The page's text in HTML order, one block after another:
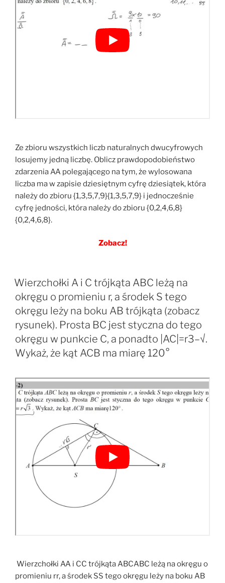
Ze zbioru wszystkich liczb naturalnych dwucyfrowych
losujemy jedną liczbę. Oblicz prawdopodobieństwo
zdarzenia AA polegającego na tym, że wylosowana
liczba ma w zapisie dziesiętnym cyfrę dziesiątek, która
należy do zbioru {1,3,5,7,9}{1,3,5,7,9} i jednocześnie
cyfrę jedności, która należy do zbioru {0,2,4,6,8}
{0,2,4,6,8}.
Zobacz!
Wierzchołki A i C trójkąta ABC leżą na
okręgu o promieniu r, a środek S tego
okręgu leży na boku AB trójkąta (zobacz
rysunek). Prosta BC jest styczna do tego
okręgu w punkcie C, a ponadto |AC|=r3–√.
Wykaż, że kąt ACB ma miarę 120°
Wierzchołki AA i CC trójkąta ABCABC leżą na okręgu o
promieniu rr, a środek SS tego okręgu leży na boku AB